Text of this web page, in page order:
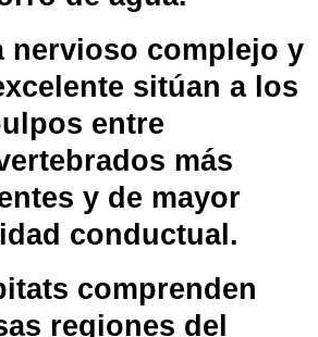
nervioso complejo y
sitúan a los
entre
más
y de mayor
conductual.
comprenden
regiones del